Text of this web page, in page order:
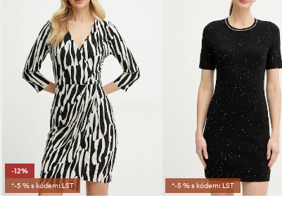
-12%
*-5 % s kódem: LST
*-5 % s kódem: LST